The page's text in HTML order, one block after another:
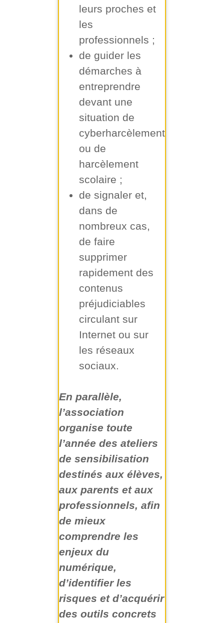
leurs proches et
les
professionnels ;
de guider les
démarches à
entreprendre
devant une
situation de
cyberharcèlement
ou de
harcèlement
scolaire ;
de signaler et,
dans de
nombreux cas,
de faire
supprimer
rapidement des
contenus
préjudiciables
circulant sur
Internet ou sur
les réseaux
sociaux.
En parallèle,
l’association
organise toute
l’année des ateliers
de sensibilisation
destinés aux élèves,
aux parents et aux
professionnels, afin
de mieux
comprendre les
enjeux du
numérique,
d’identifier les
risques et d’acquérir
des outils concrets